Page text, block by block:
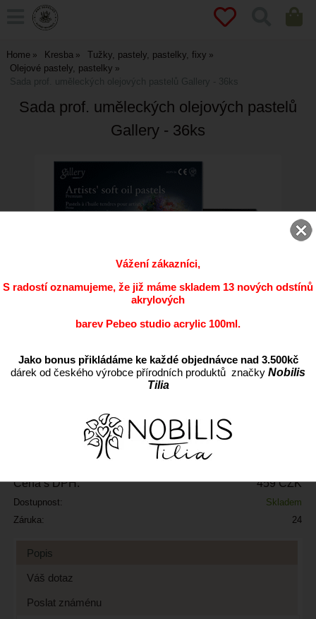
Home Kresba
Tužky, pastely, pastelky, fixy
Olejové pastely, pastelky
Sada prof. uměleckých olejových pastelů Gallery - 36ks
Sada prof. uměleckých olejových pastelů
Gallery - 36ks
ks
Přidat do oblíbených
Cena s DPH: 459 CZK
Dostupnost:
Skladem
Záruka:
24
Popis
Váš dotaz
Poslat známénu
Vážení zákazníci,
S radostí oznamujeme, že již máme skladem 13 nových odstínů
akrylových
barev Pebeo studio acrylic 100ml.
Jako bonus přikládáme ke každé objednávce nad 3.500kč
dárek od českého výrobce přírodních produktů značky Nobilis
Tilia